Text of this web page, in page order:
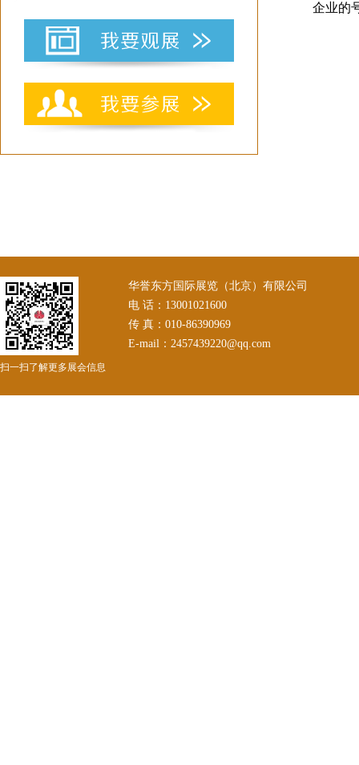
企业的
扫一扫了解更多展会信息
华誉东方国际展览（北京）有限公司
电 话：13001021600
传 真：010-86390969
E-mail：2457439220@qq.com